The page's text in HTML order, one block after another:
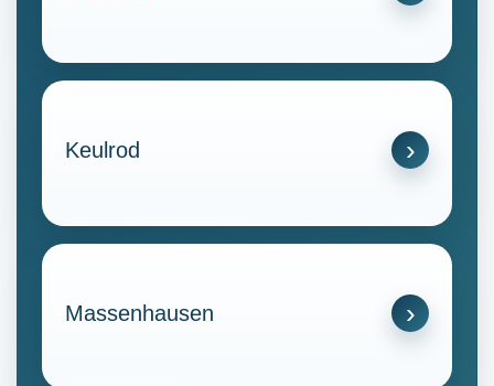
Keulrod
Massenhausen